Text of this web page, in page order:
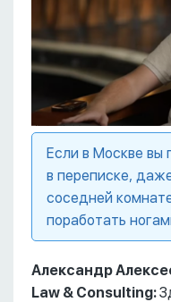
Если в Москве вы
в переписке,
соседней
поработать
Александр
Law & Consulting: